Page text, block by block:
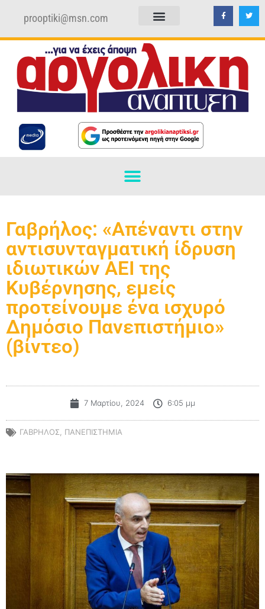
prooptiki@msn.com
Γαβρήλος: «Απέναντι στην
αντισυνταγματική ίδρυση
ιδιωτικών ΑΕΙ της
Κυβέρνησης, εμείς
προτείνουμε ένα ισχυρό
Δημόσιο Πανεπιστήμιο»
(βίντεο)
7 Μαρτίου, 2024 6:05 μμ
ΓΑΒΡΗΛΟΣ, ΠΑΝΕΠΙΣΤΗΜΙΑ